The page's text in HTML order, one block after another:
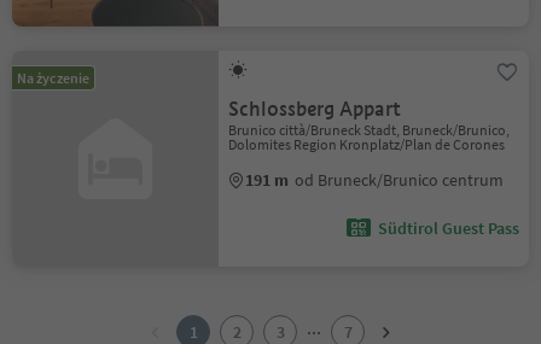
Na życzenie
Schlossberg Appart
Brunico città/Bruneck Stadt, Bruneck/Brunico,
Dolomites Region Kronplatz/Plan de Corones
191 m od Bruneck/Brunico centrum
Südtirol Guest Pass
1 2 3 ...
7